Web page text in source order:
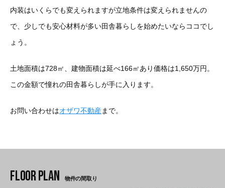
内装はいくらでも変えられますが立地条件は変えられませんの
で、少しでも安心材料が多い田舎暮らしを始めたいならココでし
ょう。
土地面積は728㎡、建物面積は延べ166㎡あり価格は1,650万円。
この金額で憧れの田舎暮らしが手に入ります。
お問い合わせはオザワ不動産まで。
物件の間取り